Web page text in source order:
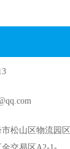
松山区物流园区